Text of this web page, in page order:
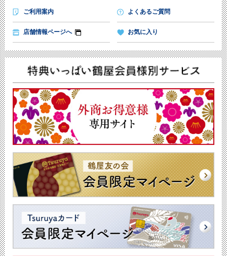
ご利用案内 よくあるご質問
店舗情報ページへ お気に入り